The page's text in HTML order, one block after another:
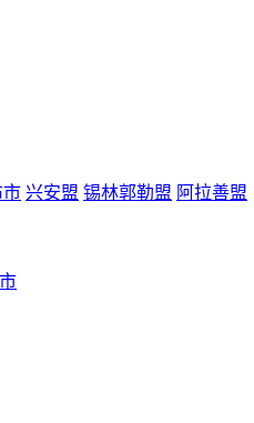
市 兴安盟 锡林郭勒盟 阿拉善盟